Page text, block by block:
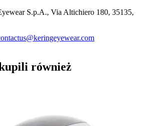
S.p.A., Via Altichiero 180, 35135,
również